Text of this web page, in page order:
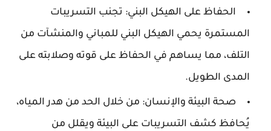
الحفاظ على الهيكل البني: تجنب التسريبات
المستمرة يحمي الهيكل البني للمباني والمنشآت من
التلف، مما يساهم في الحفاظ على قوته وصلابته على
المدى الطويل.
صحة البيئة والإنسان: من خلال الحد من هدر المياه،
يُحافظ كشف التسريبات على البيئة ويقلل من